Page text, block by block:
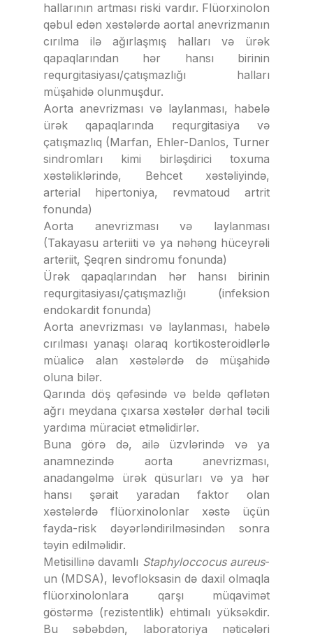
hallarının artması riski vardır. Flüorxinolon
qəbul edən xəstələrdə aortal anevrizmanın
cırılma ilə ağırlaşmış halları və ürək
qapaqlarından hər hansı birinin
requrgitasiyası/çatışmazlığı halları
müşahidə olunmuşdur.
Aorta anevrizması və laylanması, habelə
ürək qapaqlarında requrgitasiya və
çatışmazlıq (Marfan, Ehler-Danlos, Turner
sindromları kimi birləşdirici toxuma
xəstəliklərində, Behcet xəstəliyində,
arterial hipertoniya, revmatoud artrit
fonunda)
Aorta anevrizması və laylanması
(Takayasu arteriiti və ya nəhəng hüceyrəli
arteriit, Şeqren sindromu fonunda)
Ürək qapaqlarından hər hansı birinin
requrgitasiyası/çatışmazlığı (infeksion
endokardit fonunda)
Aorta anevrizması və laylanması, habelə
cırılması yanaşı olaraq kortikosteroidlərlə
müalicə alan xəstələrdə də müşahidə
oluna bilər.
Qarında döş qəfəsində və beldə qəflətən
ağrı meydana çıxarsa xəstələr dərhal təcili
yardıma müraciət etməlidirlər.
Buna görə də, ailə üzvlərində və ya
anamnezində aorta anevrizması,
anadangəlmə ürək qüsurları və ya hər
hansı şərait yaradan faktor olan
xəstələrdə flüorxinolonlar xəstə üçün
fayda-risk dəyərləndirilməsindən sonra
təyin edilməlidir.
Metisillinə davamlı Staphyloccocus aureus-
un (MDSA), levofloksasin də daxil olmaqla
flüorxinolonlara qarşı müqavimət
göstərmə (rezistentlik) ehtimalı yüksəkdir.
Bu səbəbdən, laboratoriya nəticələri